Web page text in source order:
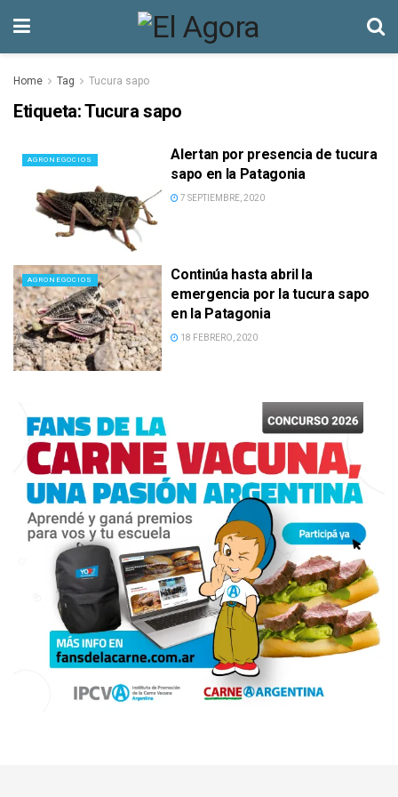
Home Tag Tucura sapo
Etiqueta:Tucura sapo
AGRONEGOCIOS
Alertan por presencia de tucura
sapo en la Patagonia
7 SEPTIEMBRE, 2020
AGRONEGOCIOS
Continúa hasta abril la
emergencia por la tucura sapo
en la Patagonia
18 FEBRERO, 2020